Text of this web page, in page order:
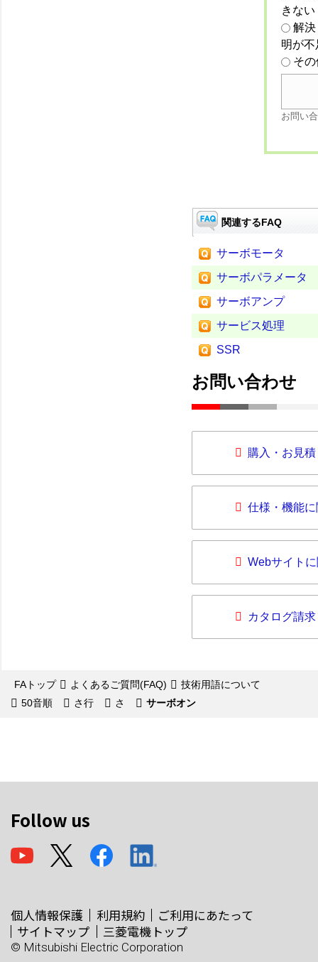
きない
解
明が
そ
お問い
関連するFAQ
サーボモータ
サーボパラメータ
サーボアンプ
サービス処理
SSR
お問い合わせ
購入・お見
仕様・機能
Webサイト
カタログ請求
FAトップ よくあるご質問(FAQ)
技術用語について
50音順
さ行 さ サーボオン
Follow us
個人情報保護 利用規約
ご利用にあたって
サイトマップ
三菱電機トップ
© Mitsubishi Electric Corporation